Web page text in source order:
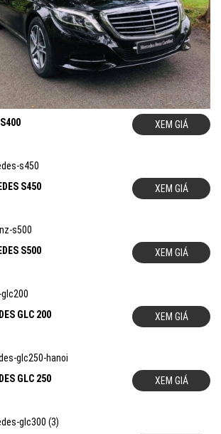
XEM GIÁ
S450 XEM GIÁ
S500 XEM GIÁ
GLC 200 XEM GIÁ
GLC 250 XEM GIÁ